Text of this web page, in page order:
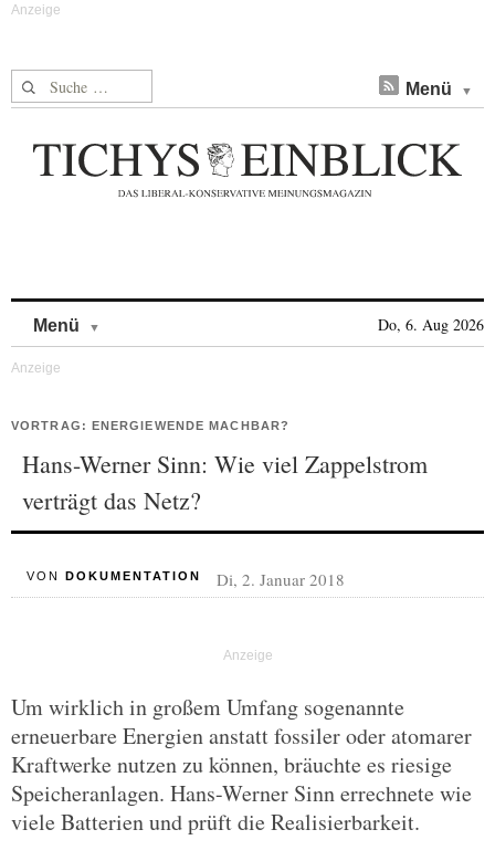
Suche nach: Menü
Menü Do, 6. Aug 2026
VORTRAG: ENERGIEWENDE MACHBAR?
Hans-Werner Sinn: Wie viel Zappelstrom
verträgt das Netz?
VON DOKUMENTATION Di, 2. Januar 2018
Um wirklich in großem Umfang sogenannte
erneuerbare Energien anstatt fossiler oder atomarer
Kraftwerke nutzen zu können, bräuchte es riesige
Speicheranlagen. Hans-Werner Sinn errechnete wie
viele Batterien und prüft die Realisierbarkeit.